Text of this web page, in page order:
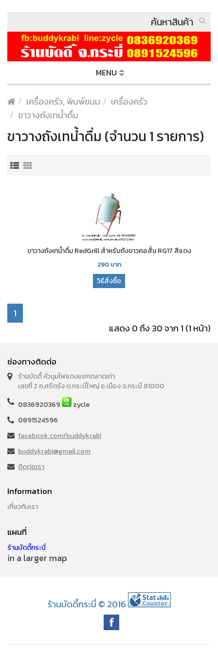
MENU
เครื่องครัว, พิมพ์ขนม
เครื่องครัว
ขาวางถังเทน้ำดื่ม
ขาวางถังเทน้ำดื่ม (จำนวน 1 รายการ)
ขาวางถังเทน้ำดื่ม RedGrill สำหรับถังขาวคอสั้น RG17 สีแดง
290บาท
วิธีสั่งซื้อ
1
แสดง 0 ถึง 30 จาก 1 (1 หน้า)
ช่องทางติดต่อ
ร้านบัดดี้ หัวมุมไฟแดงแยกตลาดเก่า
เลขที่ 2 ถ.ศรีตรัง ต.กระบี่ใหญ่ อ.เมือง จ.กระบี่ 81000
0836920369
zycle
0891524596
facebook.com/buddykrabi
buddykrabi@gmail.com
ติดต่อเรา
Information
เกี่ยวกับเรา
แผนที่
ร้านบัดดี้กระบี่
in a larger map
ร้านบัดดี้กระบี่ © 2016